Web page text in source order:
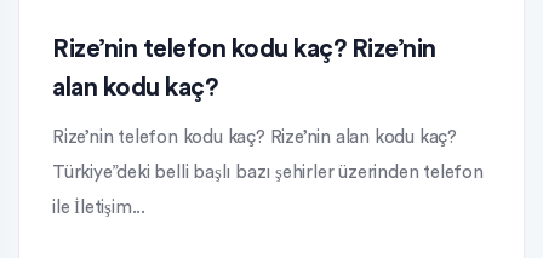
Rize’nin telefon kodu kaç? Rize’nin
alan kodu kaç?
Rize’nin telefon kodu kaç? Rize’nin alan kodu kaç?
Türkiye”deki belli başlı bazı şehirler üzerinden telefon
ile İletişim...